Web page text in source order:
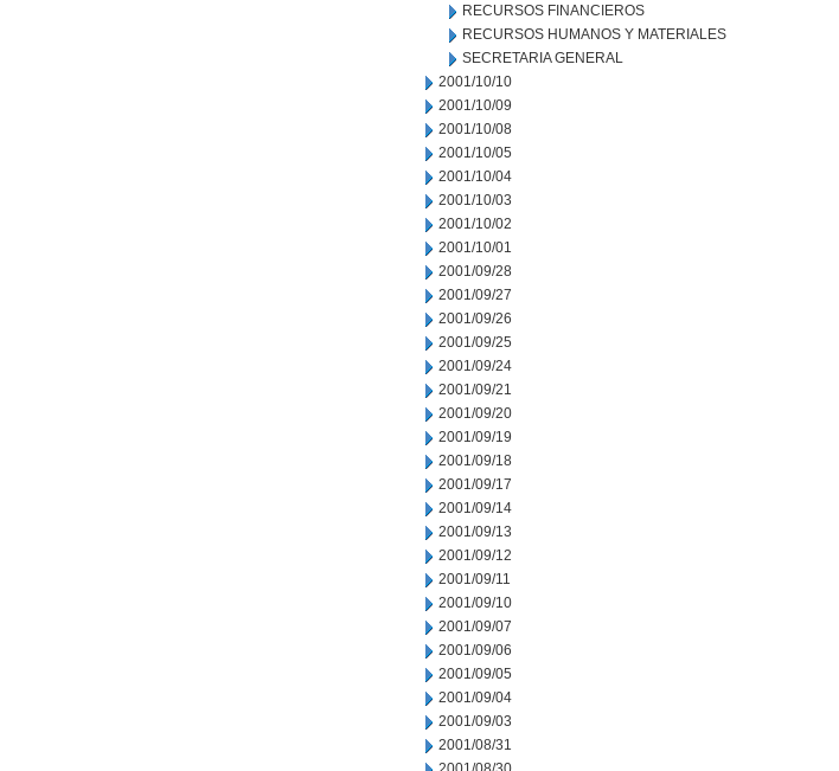
RECURSOS FINANCIEROS
RECURSOS HUMANOS Y MATERIALES
SECRETARIA GENERAL
2001/10/10
2001/10/09
2001/10/08
2001/10/05
2001/10/04
2001/10/03
2001/10/02
2001/10/01
2001/09/28
2001/09/27
2001/09/26
2001/09/25
2001/09/24
2001/09/21
2001/09/20
2001/09/19
2001/09/18
2001/09/17
2001/09/14
2001/09/13
2001/09/12
2001/09/11
2001/09/10
2001/09/07
2001/09/06
2001/09/05
2001/09/04
2001/09/03
2001/08/31